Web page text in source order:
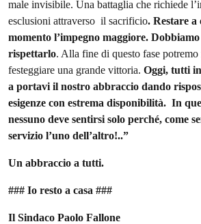
male invisibile. Una battaglia che richiede
esclusioni attraverso il sacrificio. Restare a
momento l’impegno maggiore.
rispettarlo. Alla fine di questo fase
festeggiare una grande vittoria. Oggi, tutti
a portavi il nostro abbraccio dando
esigenze con estrema disponibilità. In
nessuno deve sentirsi solo perché, come
servizio l’uno dell’altro!..”
Un abbraccio a tutti.
### Io resto a casa ###
Il Sindaco Paolo Fallone